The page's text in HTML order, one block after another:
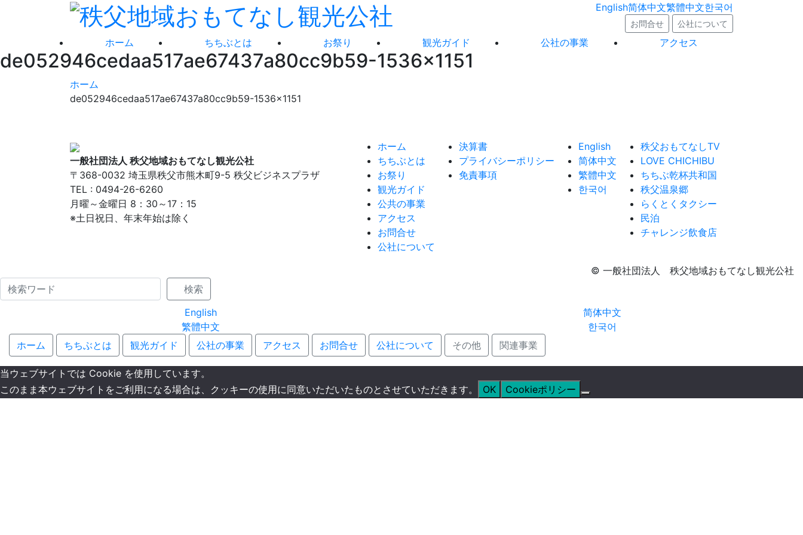
English简体中文繁體中文한국어
お問合せ 公社について
ホーム ちちぶとは お祭り 観光ガイド 公社の事業 アクセス
de052946cedaa517ae67437a80cc9b59-1536×1151
ホーム
de052946cedaa517ae67437a80cc9b59-1536×1151
一般社団法人 秩父地域おもてなし観光公社
〒368-0032 埼玉県秩父市熊木町9-5 秩父ビジネスプラザ
TEL : 0494-26-6260
月曜～金曜日 8：30～17：15
※土日祝日、年末年始は除く
ホーム
ちちぶとは
お祭り
観光ガイド
公共の事業
アクセス
お問合せ
公社について
決算書
プライバシーポリシー
免責事項
English
简体中文
繁體中文
한국어
秩父おもてなしTV
LOVE CHICHIBU
ちちぶ乾杯共和国
秩父温泉郷
らくとくタクシー
民泊
チャレンジ飲食店
© 一般社団法人 秩父地域おもてなし観光公社
Name
検索
English
简体中文
繁體中文
한국어
ホーム
ちちぶとは 観光ガイド 公社の事業 アクセス お問合せ 公社について その他 関連事業
当ウェブサイトでは Cookie を使用しています。
このまま本ウェブサイトをご利用になる場合は、クッキーの使用に同意いただいたものとさせていただきます。
OK Cookieポリシー